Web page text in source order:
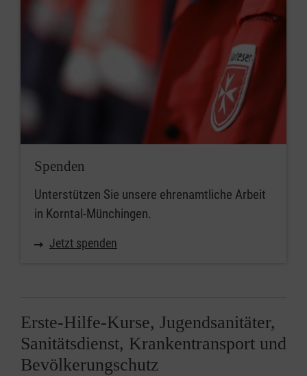
Spenden
Unterstützen Sie unsere ehrenamtliche Arbeit
in Korntal-Münchingen.
Jetzt spenden
Erste-Hilfe-Kurse, Jugendsanitäter,
Sanitätsdienst, Krankentransport und
Bevölkerungschutz